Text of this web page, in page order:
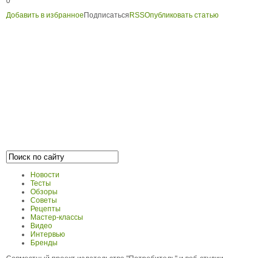
Добавить в избранное Подписаться RSSОпубликовать статью
Новости
Тесты
Обзоры
Советы
Рецепты
Мастер-классы
Видео
Интервью
Бренды